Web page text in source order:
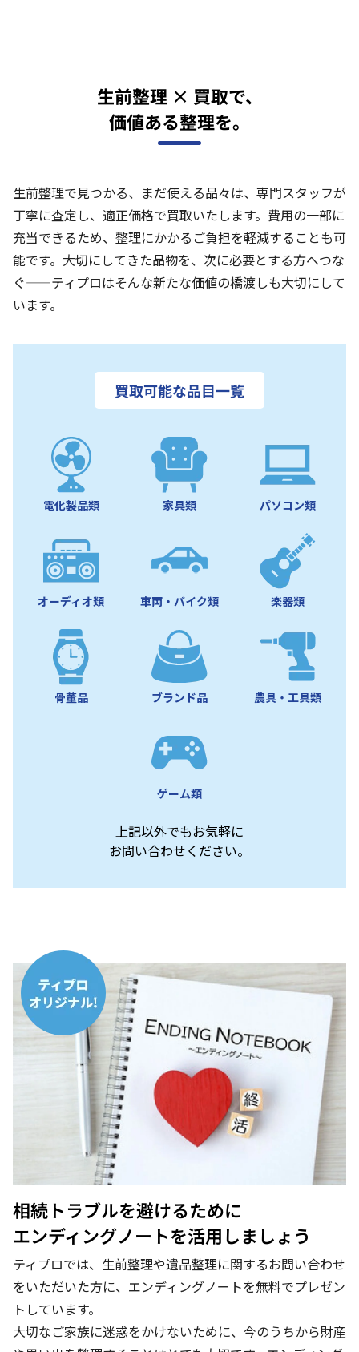
生前整理 × 買取で、
価値ある整理を。
生前整理で見つかる、まだ使える品々は、専門スタッフが
丁寧に査定し、適正価格で買取いたします。費用の一部に
充当できるため、整理にかかるご負担を軽減することも可
能です。大切にしてきた品物を、次に必要とする方へつな
ぐ——ティプロはそんな新たな価値の橋渡しも大切にして
います。
買取可能な品目一覧
電化製品類 家具類 パソコン類
オーディオ類 車両・バイク類 楽器類
骨董品 ブランド品 農具・工具類
ゲーム類
上記以外でもお気軽に
お問い合わせください。
相続トラブルを避けるために
エンディングノートを活用しましょう
ティプロでは、生前整理や遺品整理に関するお問い合わせ
をいただいた方に、エンディングノートを無料でプレゼン
トしています。
大切なご家族に迷惑をかけないために、今のうちから財産